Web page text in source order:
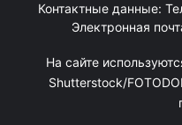
Контактные данные:
Электронная
На сайте
Shutterstock/